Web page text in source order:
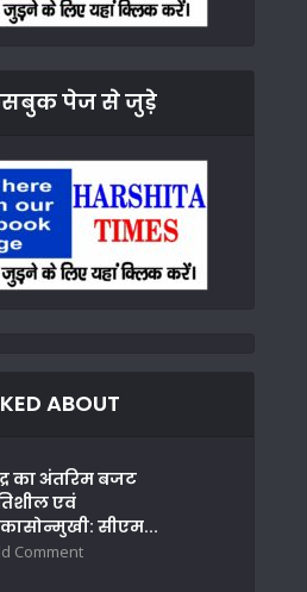
पेज से जुड़े
ABOUT
का अंतरिम बजट
एवं
सीएम...
Comment